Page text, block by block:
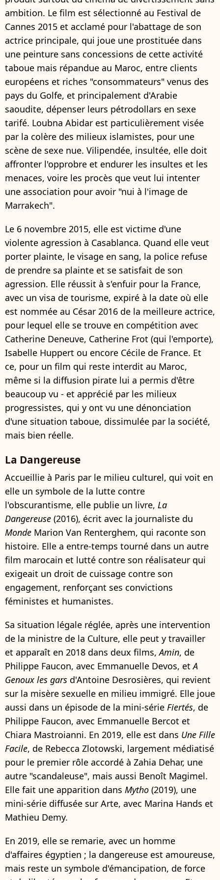
ambition. Le film est sélectionné au Festival de
Cannes 2015 et acclamé pour l'abattage de son
actrice principale, qui joue une prostituée dans
une peinture sans concessions de cette activité
taboue mais répandue au Maroc, entre clients
européens et riches "consommateurs" venus des
pays du Golfe, et principalement d'Arabie
saoudite, dépenser leurs pétrodollars en sexe
tarifé. Loubna Abidar est particulièrement visée
par la colère des milieux islamistes, pour une
scène de sexe nue. Vilipendée, insultée, elle doit
affronter l'opprobre et endurer les insultes et les
menaces, voire les procès que veut lui intenter
une association pour avoir "nui à l'image de
Marrakech".
Le 6 novembre 2015, elle est victime d'une
violente agression à Casablanca. Quand elle veut
porter plainte, le visage en sang, la police refuse
de prendre sa plainte et se satisfait de son
agression. Elle réussit à s'enfuir pour la France,
avec un visa de tourisme, expiré à la date où elle
est nommée au César 2016 de la meilleure actrice,
pour lequel elle se trouve en compétition avec
Catherine Deneuve, Catherine Frot (qui l'emporte),
Isabelle Huppert ou encore Cécile de France. Et
ce, pour un film qui reste interdit au Maroc,
même si la diffusion pirate lui a permis d'être
beaucoup vu - et apprécié par les milieux
progressistes, qui y ont vu une dénonciation
d'une situation taboue, dissimulée par la société,
mais bien réelle.
La Dangereuse
Accueillie à Paris par le milieu culturel, qui voit en
elle un symbole de la lutte contre
l'obscurantisme, elle publie un livre, La
Dangereuse (2016), écrit avec la journaliste du
Monde Marion Van Renterghem, qui raconte son
histoire. Elle a entre-temps tourné dans un autre
film marocain et lutté contre son réalisateur qui
exigeait un droit de cuissage contre son
engagement, renforçant ses convictions
féministes et humanistes.
Sa situation légale réglée, après une intervention
de la ministre de la Culture, elle peut y travailler
et apparaît en 2018 dans deux films,Amin, de
Philippe Faucon, avec Emmanuelle Devos, etA
Genoux les gars d'Antoine Desrosières, qui revient
sur la misère sexuelle en milieu immigré. Elle joue
aussi dans un épisode de la mini-série Fiertés, de
Philippe Faucon, avec Emmanuelle Bercot et
Chiara Mastroianni. En 2019, elle est dans Une Fille
Facile, de Rebecca Zlotowski, largement médiatisé
pour le premier rôle accordé à Zahia Dehar, une
autre "scandaleuse", mais aussi Benoît Magimel.
Elle fait une apparition dans Mytho (2019), une
mini-série diffusée sur Arte, avec Marina Hands et
Mathieu Demy.
En 2019, elle se remarie, avec un homme
d'affaires égyptien ; la dangereuse est amoureuse,
mais reste un symbole d'émancipation, de force